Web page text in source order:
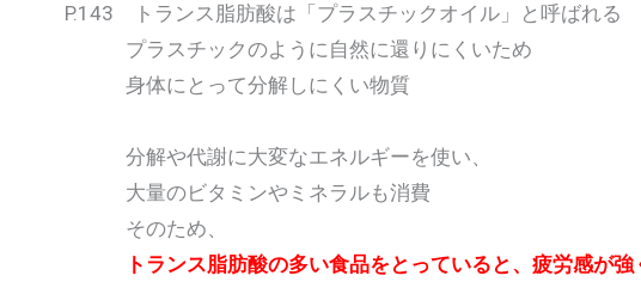
P.143 トランス脂肪酸は「プラスチックオイル」と呼ばれる
プラスチックのように自然に還りにくいため
身体にとって分解しにくい物質
分解や代謝に大変なエネルギーを使い、
大量のビタミンやミネラルも消費
そのため、
トランス脂肪酸の多い食品をとっていると、疲労感が強